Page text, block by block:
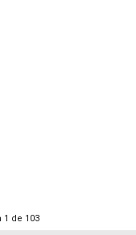
1 de 103